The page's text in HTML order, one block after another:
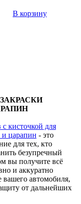
В корзину
кисточкой для
и царапин - это
для тех, кто
безупречный
вы получите всё
и аккуратно
вашего автомобиля,
от дальнейших